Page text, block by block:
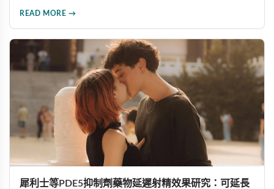
READ MORE →
犀利士等PDE5抑制劑藥物延遲射精效果研究：可延長